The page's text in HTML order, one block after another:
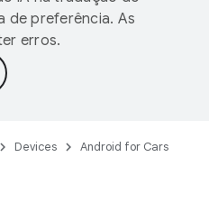
de preferência. As
erros.
Devices Android for Cars